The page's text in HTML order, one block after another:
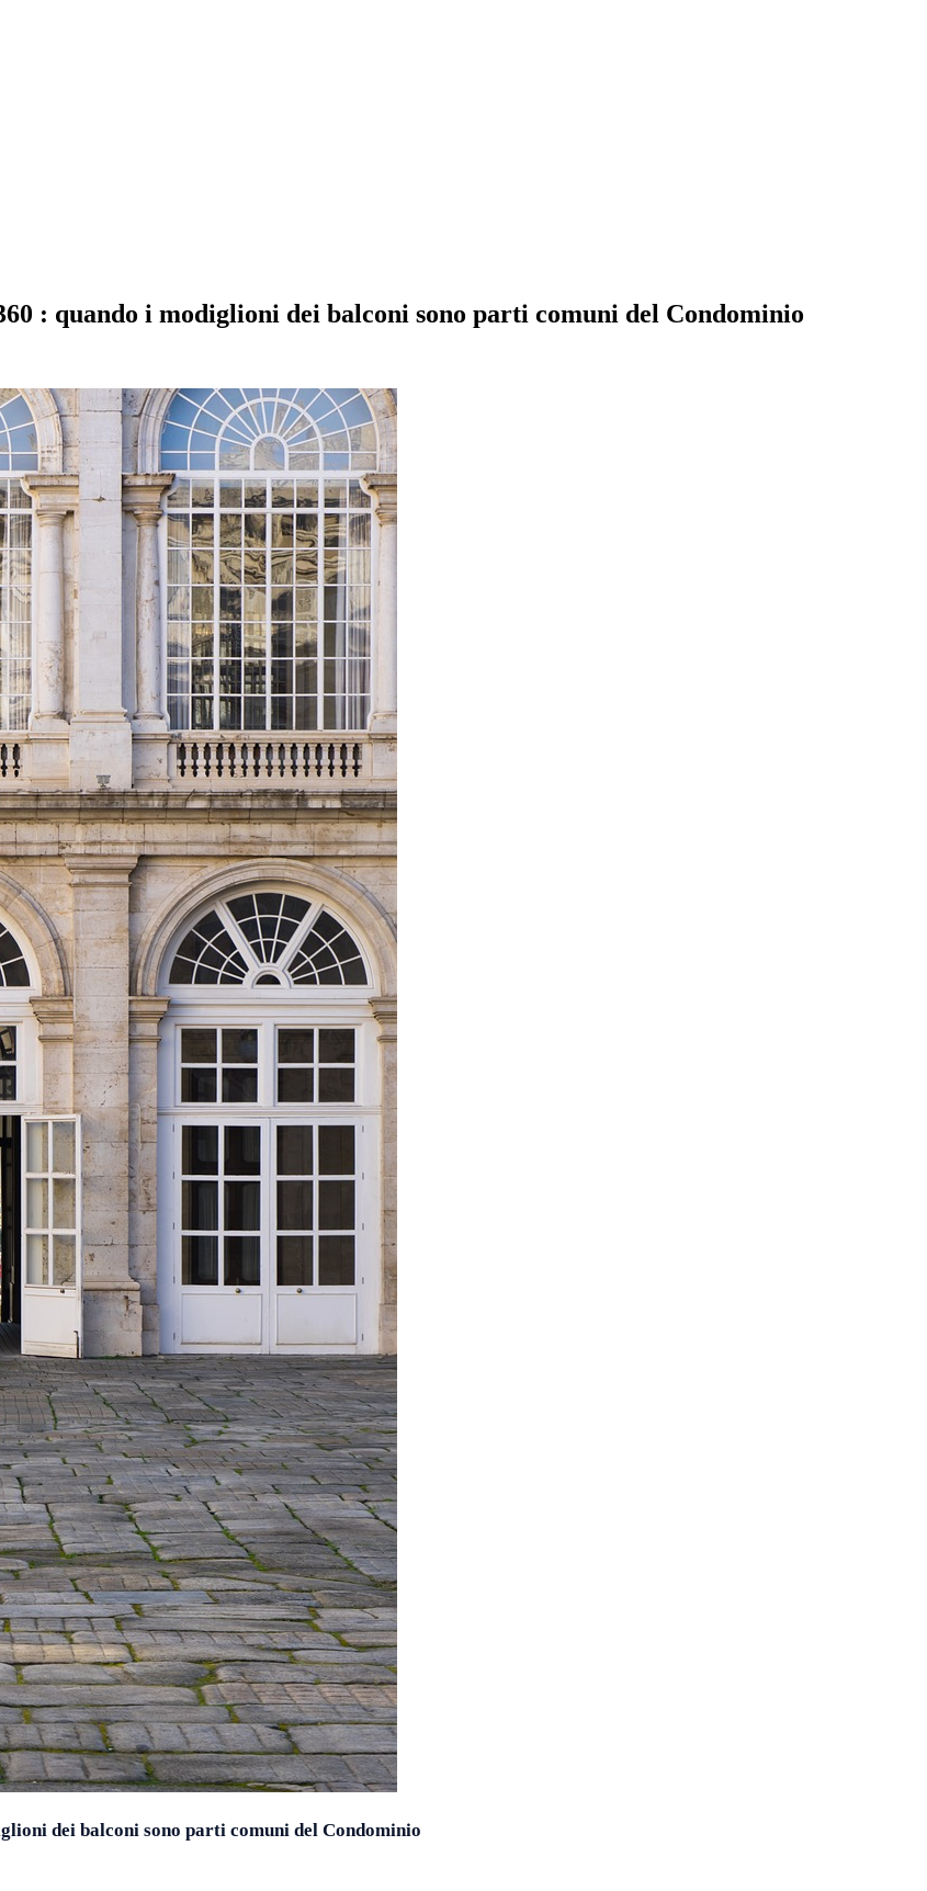
: quando i modiglioni dei balconi sono parti comuni del Condominio
dei balconi sono parti comuni del Condominio